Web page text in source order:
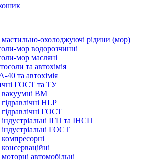
охолоджуючі рідини (мор)
мор водорозчинні
мор масляні
та автохімія
40 та автохімія
ГОСТ та ТУ
ВМ
HLP
ГОСТ
ІГП та ІНСП
ГОСТ
автомобільні